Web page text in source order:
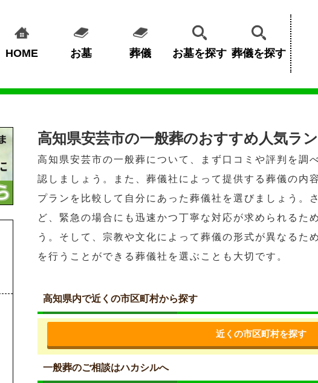
HOME お墓 葬儀 お墓を探す 葬儀を探す
高知県安芸市の一般葬のおすすめ人気ラ
高知県安芸市の一般葬について、まず口コミや評判を調
認しましょう。また、葬儀社によって提供する葬儀の内
プランを比較して自分にあった葬儀社を選びましょう。
ど、緊急の場合にも迅速かつ丁寧な対応が求められるた
う。そして、宗教や文化によって葬儀の形式が異なるた
を行うことができる葬儀社を選ぶことも大切です。
高知県内で近くの市区町村から探す
近くの市区町村を探す
一般葬のご相談はハカシルへ